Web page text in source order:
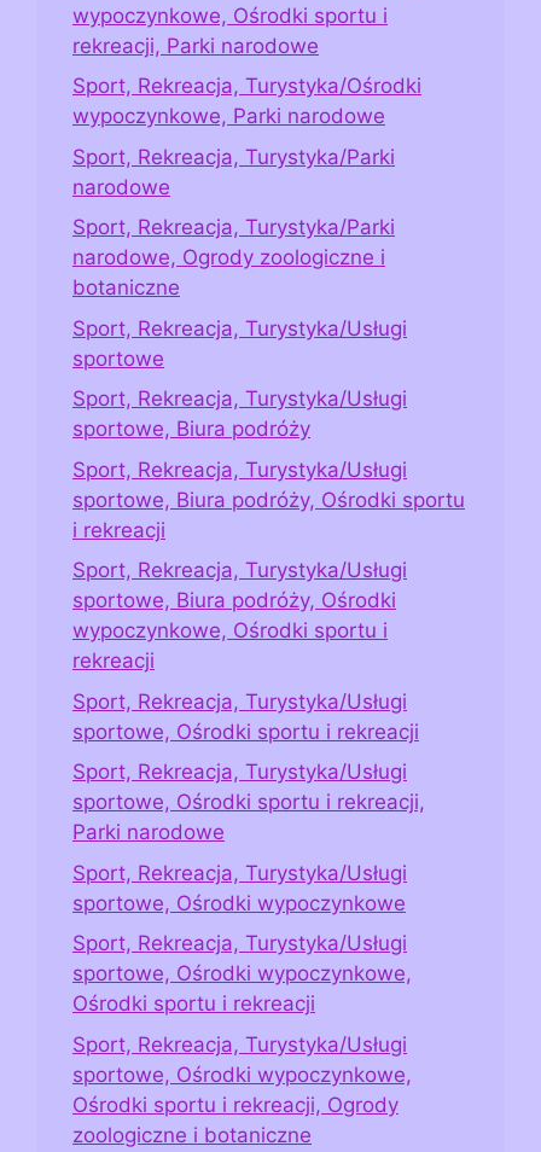
wypoczynkowe, Ośrodki sportu i
rekreacji, Parki narodowe
Sport, Rekreacja, Turystyka/Ośrodki
wypoczynkowe, Parki narodowe
Sport, Rekreacja, Turystyka/Parki
narodowe
Sport, Rekreacja, Turystyka/Parki
narodowe, Ogrody zoologiczne i
botaniczne
Sport, Rekreacja, Turystyka/Usługi
sportowe
Sport, Rekreacja, Turystyka/Usługi
sportowe, Biura podróży
Sport, Rekreacja, Turystyka/Usługi
sportowe, Biura podróży, Ośrodki sportu
i rekreacji
Sport, Rekreacja, Turystyka/Usługi
sportowe, Biura podróży, Ośrodki
wypoczynkowe, Ośrodki sportu i
rekreacji
Sport, Rekreacja, Turystyka/Usługi
sportowe, Ośrodki sportu i rekreacji
Sport, Rekreacja, Turystyka/Usługi
sportowe, Ośrodki sportu i rekreacji,
Parki narodowe
Sport, Rekreacja, Turystyka/Usługi
sportowe, Ośrodki wypoczynkowe
Sport, Rekreacja, Turystyka/Usługi
sportowe, Ośrodki wypoczynkowe,
Ośrodki sportu i rekreacji
Sport, Rekreacja, Turystyka/Usługi
sportowe, Ośrodki wypoczynkowe,
Ośrodki sportu i rekreacji, Ogrody
zoologiczne i botaniczne